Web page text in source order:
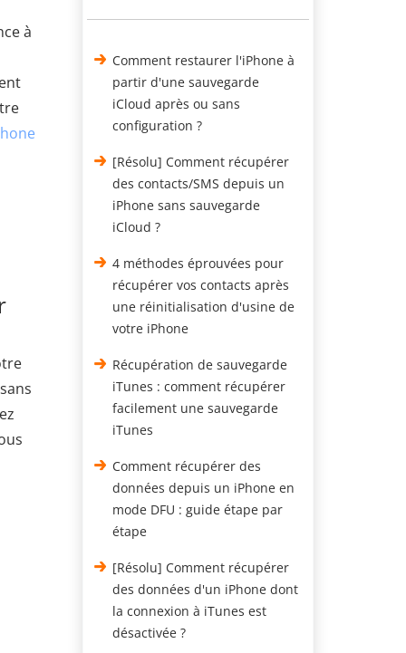
à
Comment restaurer l'iPhone à
partir d'une sauvegarde
iCloud après ou sans
configuration ?
[Résolu] Comment récupérer
des contacts/SMS depuis un
iPhone sans sauvegarde
iCloud ?
4 méthodes éprouvées pour
récupérer vos contacts après
une réinitialisation d'usine de
votre iPhone
Récupération de sauvegarde
iTunes : comment récupérer
facilement une sauvegarde
iTunes
Comment récupérer des
données depuis un iPhone en
mode DFU : guide étape par
étape
[Résolu] Comment récupérer
des données d'un iPhone dont
la connexion à iTunes est
désactivée ?